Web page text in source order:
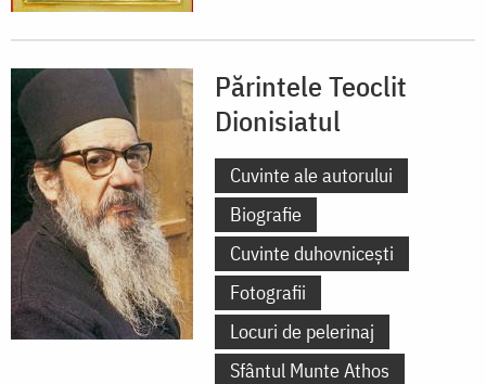
Părintele Teoclit
Dionisiatul
Cuvinte ale autorului
Biografie
Cuvinte duhovnicești
Fotografii
Locuri de pelerinaj
Sfântul Munte Athos